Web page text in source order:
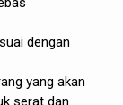
dengan
yang akan
serat dan